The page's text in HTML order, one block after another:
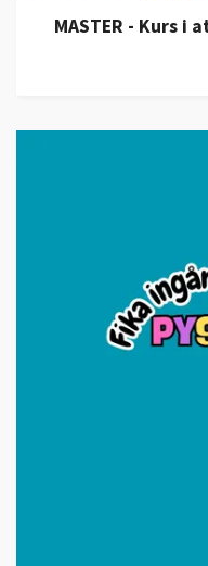
MASTER - Kurs i